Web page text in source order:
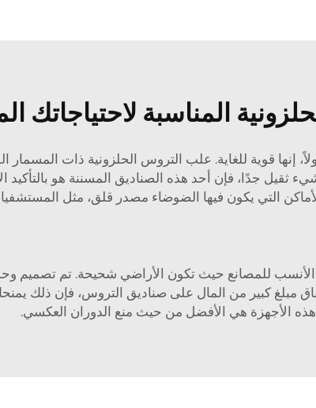
المناسبة لاحتياجاتك
إنها قوية للغاية. علب التروس الحلزونية ذات المسمار
جدًا، فإن أحد هذه الصناديق المسننة هو بالتأكيد
الأماكن التي يكون فيها الضوضاء مصدر قلق، مثل
مبلغ كبير من المال على صناديق التروس، فإن ذلك
هذه الأجهزة هي الأفضل من حيث منع الدوران العكسي.